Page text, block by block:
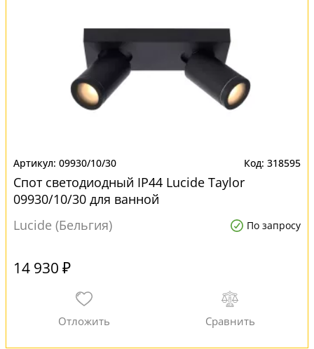
09930/10/30 318595
Спот светодиодный IP44 Lucide Taylor
09930/10/30 для ванной
Lucide (Бельгия)
По запросу
14 930 ₽